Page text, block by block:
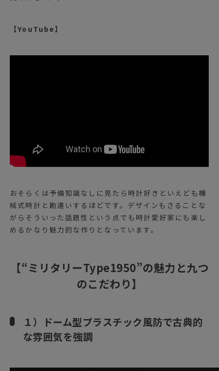
【YouTu be】
おそらくは予備知識なしに見たら時計好きといえども機
械式時計と勘違いするほどです。デザインもさることな
がらそういった話題性という点でも時計愛好家にも楽し
めるかなり魅力的な作りとなっています。
【“ミリタリーType1950”の魅力と九つ
のこだわり】
１）ドーム型プラスチック風防で古典的
な雰囲気を強調